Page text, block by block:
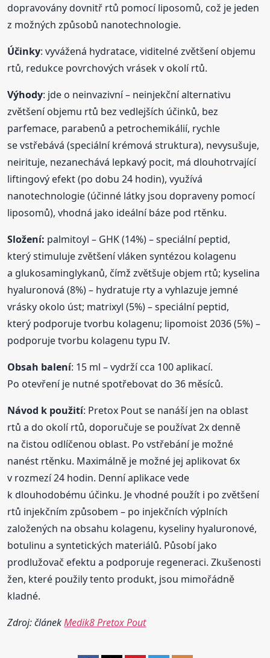
dopravovány dovnitř rtů pomocí liposomů, což je jeden
z možných způsobů nanotechnologie.
Účinky: vyvážená hydratace, viditelné zvětšení objemu
rtů, redukce povrchových vrásek v okolí rtů.
Výhody: jde o neinvazivní – neinjekční alternativu
zvětšení objemu rtů bez vedlejších účinků, bez
parfemace, parabenů a petrochemikálií, rychle
se vstřebává (speciální krémová struktura), nevysušuje,
neirituje, nezanechává lepkavý pocit, má dlouhotrvající
liftingový efekt (po dobu 24 hodin), využívá
nanotechnologie (účinné látky jsou dopraveny pomocí
liposomů), vhodná jako ideální báze pod rtěnku.
Složení: palmitoyl – GHK (14%) – speciální peptid,
který stimuluje zvětšení vláken syntézou kolagenu
a glukosaminglykanů, čímž zvětšuje objem rtů; kyselina
hyaluronová (8%) – hydratuje rty a vyhlazuje jemné
vrásky okolo úst; matrixyl (5%) – speciální peptid,
který podporuje tvorbu kolagenu; lipomoist 2036 (5%) –
podporuje tvorbu kolagenu typu IV.
Obsah balení: 15 ml – vydrží cca 100 aplikací.
Po otevření je nutné spotřebovat do 36 měsíců.
Návod k použití: Pretox Pout se nanáší jen na oblast
rtů a do okolí rtů, doporučuje se používat 2x denně
na čistou odlíčenou oblast. Po vstřebání je možné
nanést rtěnku. Maximálně je možné jej aplikovat 6x
v rozmezí 24 hodin. Denní aplikace vede
k dlouhodobému účinku. Je vhodné použít i po zvětšení
rtů injekčním způsobem – po injekčních výplních
založených na obsahu kolagenu, kyseliny hyaluronové,
botulinu a syntetických materiálů. Působí jako
prodlužovač efektu a podporuje regeneraci. Zkušenosti
žen, které použily tento produkt, jsou mimořádně
kladné.
Zdroj: článekMedik8 Pretox Pout